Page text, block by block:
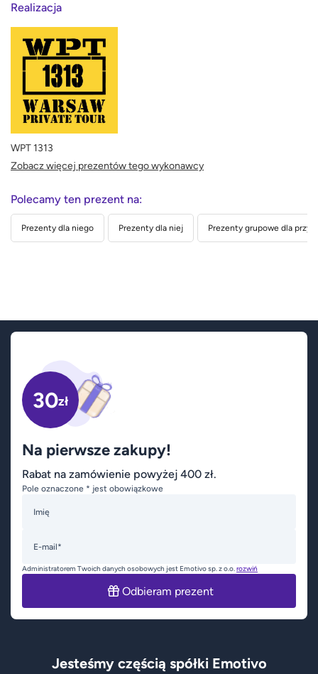
Realizacja
WPT 1313
Zobacz więcej prezentów tego wykonawcy
Polecamy ten prezent na:
Prezenty dla niego Prezenty dla niej Prezenty grupowe dla
30zł
Na pierwsze zakupy!
Rabat na zamówienie powyżej 400 zł.
Pole oznaczone * jest obowiązkowe
Imię
E-mail*
Administratorem Twoich danych osobowych jest Emotivo sp. z o.o.rozwiń
Odbieram prezent
Jesteśmy częścią spółki Emotivo